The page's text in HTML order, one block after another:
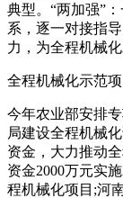
典型。“两加强”
系，逐一对接指
力，为全程机械
全程机械化示范
今年农业部安排
局建设全程机械
资金，大力推动
资金2000万元实
程机械化项目;河